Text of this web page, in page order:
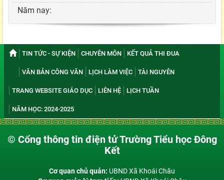
Năm nay:
TIN TỨC - SỰ KIỆN CHUYÊN MÔN KẾT QUẢ THI ĐUA
VĂN BẢN CÔNG VĂN LỊCH LÀM VIỆC TÀI NGUYÊN
TRANG WEBSITE GIÁO DỤC LIÊN HỆ LỊCH TUẦN
NĂM HỌC: 2024-2025
© Cổng thông tin điện tử Trường Tiểu học Đông
Kết
Cơ quan chủ quản: UBND Xã Khoái Châu